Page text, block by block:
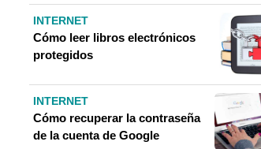
INTERNET
Cómo leer libros electrónicos
protegidos
INTERNET
Cómo recuperar la contraseña
de la cuenta de Google